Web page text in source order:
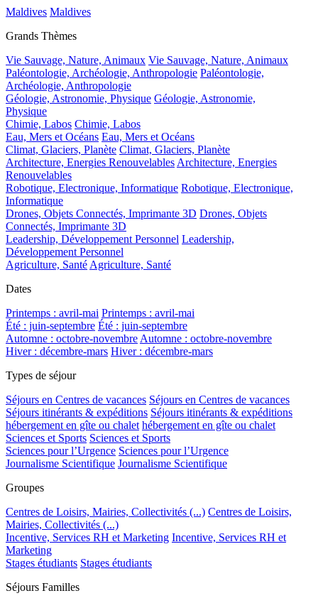
Maldives Maldives
Grands Thèmes
Vie Sauvage, Nature, Animaux Vie Sauvage, Nature, Animaux
Paléontologie, Archéologie, Anthropologie Paléontologie,
Archéologie, Anthropologie
Géologie, Astronomie, Physique Géologie, Astronomie,
Physique
Chimie, Labos Chimie, Labos
Eau, Mers et Océans Eau, Mers et Océans
Climat, Glaciers, Planète Climat, Glaciers, Planète
Architecture, Energies Renouvelables Architecture, Energies
Renouvelables
Robotique, Electronique, Informatique Robotique, Electronique,
Informatique
Drones, Objets Connectés, Imprimante 3D Drones, Objets
Connectés, Imprimante 3D
Leadership, Développement Personnel Leadership,
Développement Personnel
Agriculture, Santé Agriculture, Santé
Dates
Printemps : avril-mai Printemps : avril-mai
Été : juin-septembre Été : juin-septembre
Automne : octobre-novembre Automne : octobre-novembre
Hiver : décembre-mars Hiver : décembre-mars
Types de séjour
Séjours en Centres de vacances Séjours en Centres de vacances
Séjours itinérants & expéditions Séjours itinérants & expéditions
hébergement en gîte ou chalet hébergement en gîte ou chalet
Sciences et Sports Sciences et Sports
Sciences pour l’Urgence Sciences pour l’Urgence
Journalisme Scientifique Journalisme Scientifique
Groupes
Centres de Loisirs, Mairies, Collectivités (...) Centres de Loisirs,
Mairies, Collectivités (...)
Incentive, Services RH et Marketing Incentive, Services RH et
Marketing
Stages étudiants Stages étudiants
Séjours Familles